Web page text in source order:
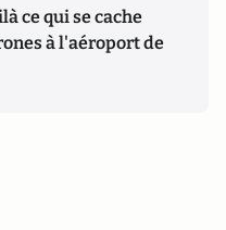
ce qui se cache
à l'aéroport de